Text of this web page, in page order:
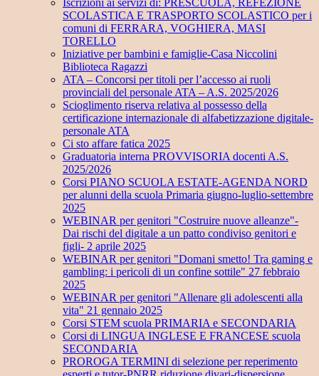
Iscrizioni ai servizi di: PRESCUOLA, REFEZIONE
SCOLASTICA E TRASPORTO SCOLASTICO per i
comuni di FERRARA, VOGHIERA, MASI
TORELLO
Iniziative per bambini e famiglie-Casa Niccolini
Biblioteca Ragazzi
ATA – Concorsi per titoli per l’accesso ai ruoli
provinciali del personale ATA – A.S. 2025/2026
Scioglimento riserva relativa al possesso della
certificazione internazionale di alfabetizzazione digitale-
personale ATA
Ci sto affare fatica 2025
Graduatoria interna PROVVISORIA docenti A.S.
2025/2026
Corsi PIANO SCUOLA ESTATE-AGENDA NORD
per alunni della scuola Primaria giugno-luglio-settembre
2025
WEBINAR per genitori "Costruire nuove alleanze"-
Dai rischi del digitale a un patto condiviso genitori e
figli- 2 aprile 2025
WEBINAR per genitori "Domani smetto! Tra gaming e
gambling: i pericoli di un confine sottile" 27 febbraio
2025
WEBINAR per genitori "Allenare gli adolescenti alla
vita" 21 gennaio 2025
Corsi STEM scuola PRIMARIA e SECONDARIA
Corsi di LINGUA INGLESE E FRANCESE scuola
SECONDARIA
PROROGA TERMINI di selezione per reperimento